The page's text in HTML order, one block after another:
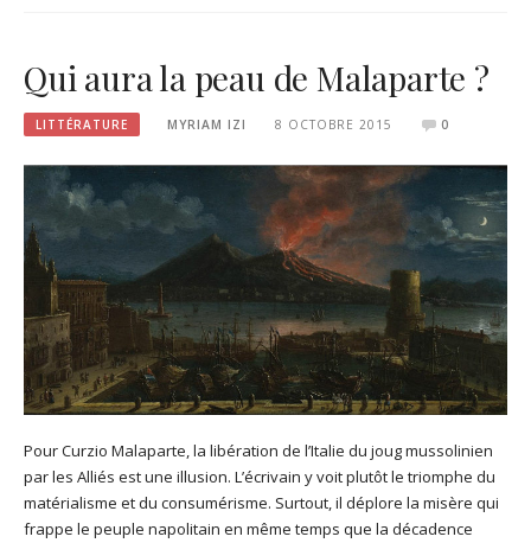
Qui aura la peau de Malaparte ?
LITTÉRATURE MYRIAM IZI 8 OCTOBRE 2015 0
Pour Curzio Malaparte, la libération de l’Italie du joug mussolinien
par les Alliés est une illusion. L’écrivain y voit plutôt le triomphe du
matérialisme et du consumérisme. Surtout, il déplore la misère qui
frappe le peuple napolitain en même temps que la décadence